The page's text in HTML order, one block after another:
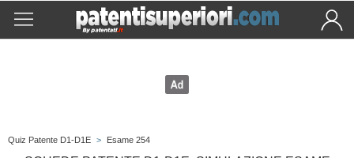
Quiz Patente D1-D1E > Esame 254